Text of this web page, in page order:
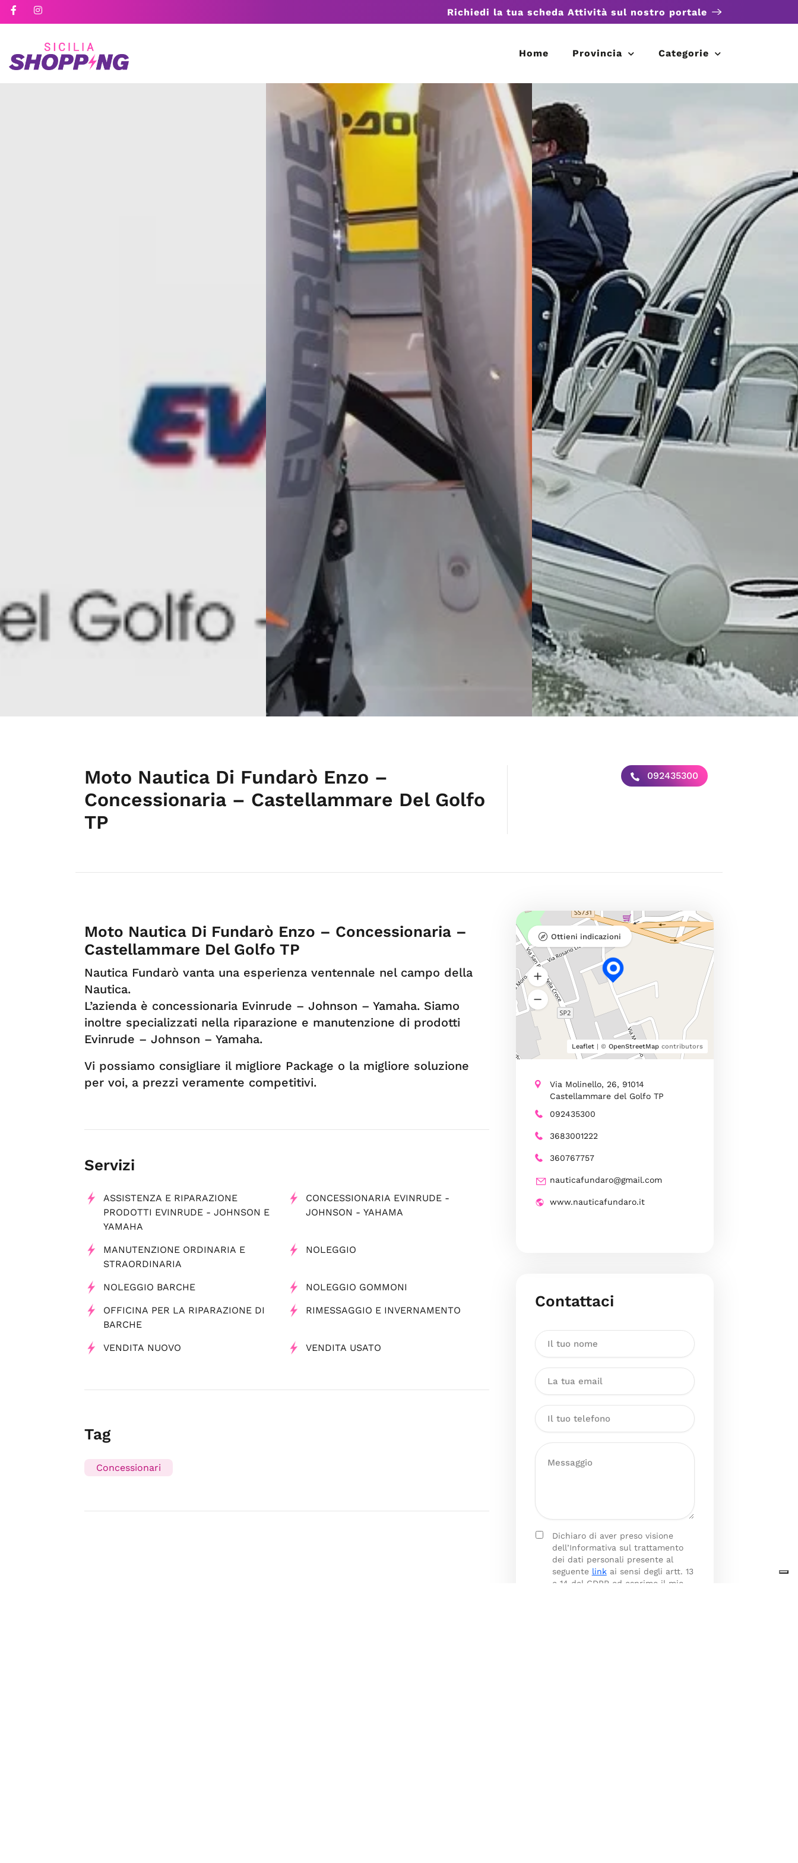
Richiedi la tua scheda Attività sul nostro portale
Home Provincia Categorie
Moto Nautica Di Fundarò Enzo –
Concessionaria – Castellammare Del Golfo
TP
092435300
Moto Nautica Di Fundarò Enzo – Concessionaria –
Castellammare Del Golfo TP
Nautica Fundarò vanta una esperienza ventennale nel campo della
Nautica.
L’azienda è concessionaria Evinrude – Johnson – Yamaha. Siamo
inoltre specializzati nella riparazione e manutenzione di prodotti
Evinrude – Johnson – Yamaha.
Vi possiamo consigliare il migliore Package o la migliore soluzione
per voi, a prezzi veramente competitivi.
Servizi
ASSISTENZA E RIPARAZIONE
PRODOTTI EVINRUDE - JOHNSON E
YAMAHA
CONCESSIONARIA EVINRUDE -
JOHNSON - YAHAMA
MANUTENZIONE ORDINARIA E
STRAORDINARIA
NOLEGGIO
NOLEGGIO BARCHE NOLEGGIO GOMMONI
OFFICINA PER LA RIPARAZIONE DI
BARCHE
RIMESSAGGIO E INVERNAMENTO
VENDITA NUOVO VENDITA USATO
Tag
Concessionari
Leaflet| © OpenStreetMapcontributors
Ottieni indicazioni
Via Molinello, 26, 91014
Castellammare del Golfo TP
092435300
3683001222
360767757
nauticafundaro@gmail.com
www.nauticafundaro.it
Contattaci
Dichiaro di aver preso visione
dell’Informativa sul trattamento
dei dati personali presente al
seguente linkai sensi degli artt. 13
e 14 del GDPR ed esprimo il mio